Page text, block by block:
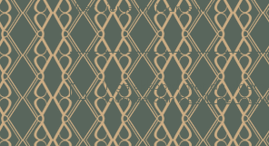
Voer hier je mailadres in
Ik ga akkoord met de
voorwaarden Bekijk de